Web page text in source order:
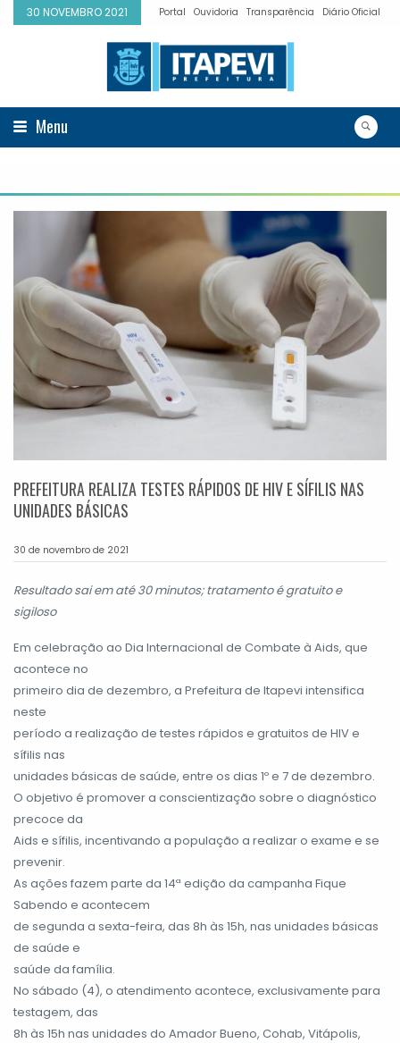
30 NOVEMBRO 2021 Portal Ouvidoria Transparência Diário Oficial
Menu
PREFEITURA REALIZA TESTES RÁPIDOS DE HIV E SÍFILIS NAS
UNIDADES BÁSICAS
30 de novembro de 2021
Resultado sai em até 30 minutos; tratamento é gratuito e
sigiloso
Em celebração ao Dia Internacional de Combate à Aids, que
acontece no
primeiro dia de dezembro, a Prefeitura de Itapevi intensifica
neste
período a realização de testes rápidos e gratuitos de HIV e
sífilis nas
unidades básicas de saúde, entre os dias 1º e 7 de dezembro.
O objetivo é promover a conscientização sobre o diagnóstico
precoce da
Aids e sífilis, incentivando a população a realizar o exame e se
prevenir.
As ações fazem parte da 14ª edição da campanha Fique
Sabendo e acontecem
de segunda a sexta-feira, das 8h às 15h, nas unidades básicas
de saúde e
saúde da família.
No sábado (4), o atendimento acontece, exclusivamente para
testagem, das
8h às 15h nas unidades do Amador Bueno, Cohab, Vitápolis,